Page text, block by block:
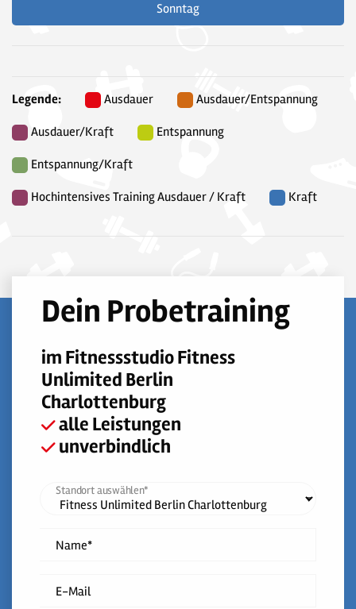
Sonntag
Legende: Ausdauer Ausdauer/Entspannung
Ausdauer/Kraft Entspannung
Entspannung/Kraft
Hochintensives Training Ausdauer / Kraft Kraft
Dein Probetraining
im Fitnessstudio Fitness
Unlimited Berlin
Charlottenburg
alle Leistungen
unverbindlich
Standort auswählen*
Name*
E-Mail